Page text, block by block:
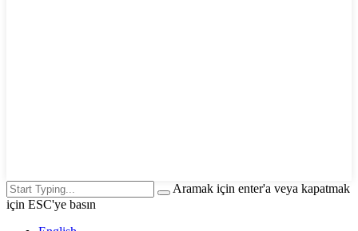
Aramak için enter'a veya kapatmak
için ESC'ye basın